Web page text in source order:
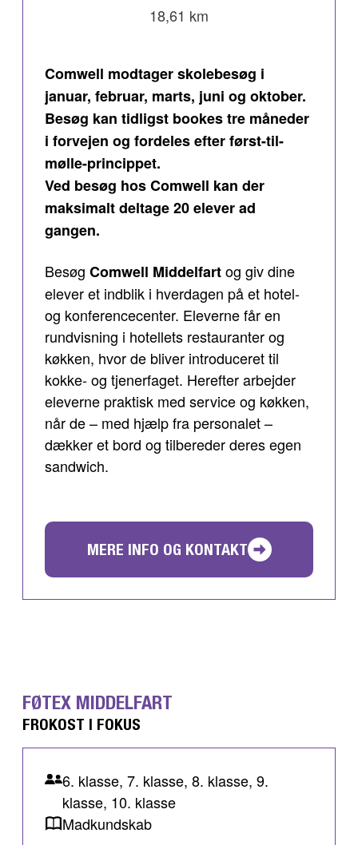
18,61 km
Comwell modtager skolebesøg i
januar, februar, marts, juni og oktober.
Besøg kan tidligst bookes tre måneder
i forvejen og fordeles efter først-til-
mølle-princippet.
Ved besøg hos Comwell kan der
maksimalt deltage 20 elever ad
gangen.
Besøg Comwell Middelfartog giv dine
elever et indblik i hverdagen på et hotel-
og konferencecenter. Eleverne får en
rundvisning i hotellets restauranter og
køkken, hvor de bliver introduceret til
kokke- og tjenerfaget. Herefter arbejder
eleverne praktisk med service og køkken,
når de – med hjælp fra personalet –
dækker et bord og tilbereder deres egen
sandwich.
MERE INFO OG KONTAKT
FØTEX MIDDELFART
FROKOST I FOKUS
6. klasse, 7. klasse, 8. klasse, 9.
klasse, 10. klasse
Madkundskab